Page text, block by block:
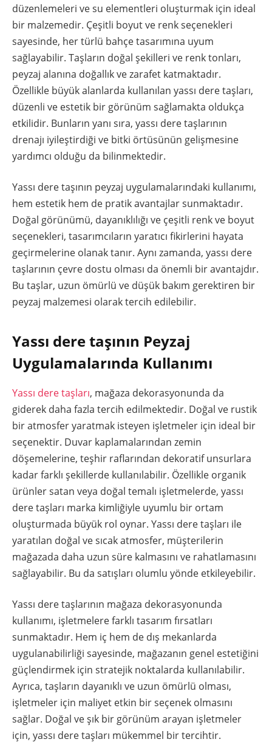
düzenlemeleri ve su elementleri oluşturmak için ideal
bir malzemedir. Çeşitli boyut ve renk seçenekleri
sayesinde, her türlü bahçe tasarımına uyum
sağlayabilir. Taşların doğal şekilleri ve renk tonları,
peyzaj alanına doğallık ve zarafet katmaktadır.
Özellikle büyük alanlarda kullanılan yassı dere taşları,
düzenli ve estetik bir görünüm sağlamakta oldukça
etkilidir. Bunların yanı sıra, yassı dere taşlarının
drenajı iyileştirdiği ve bitki örtüsünün gelişmesine
yardımcı olduğu da bilinmektedir.
Yassı dere taşının peyzaj uygulamalarındaki kullanımı,
hem estetik hem de pratik avantajlar sunmaktadır.
Doğal görünümü, dayanıklılığı ve çeşitli renk ve boyut
seçenekleri, tasarımcıların yaratıcı fikirlerini hayata
geçirmelerine olanak tanır. Aynı zamanda, yassı dere
taşlarının çevre dostu olması da önemli bir avantajdır.
Bu taşlar, uzun ömürlü ve düşük bakım gerektiren bir
peyzaj malzemesi olarak tercih edilebilir.
Yassı dere taşının Peyzaj
Uygulamalarında Kullanımı
Yassı dere taşları, mağaza dekorasyonunda da
giderek daha fazla tercih edilmektedir. Doğal ve rustik
bir atmosfer yaratmak isteyen işletmeler için ideal bir
seçenektir. Duvar kaplamalarından zemin
döşemelerine, teşhir raflarından dekoratif unsurlara
kadar farklı şekillerde kullanılabilir. Özellikle organik
ürünler satan veya doğal temalı işletmelerde, yassı
dere taşları marka kimliğiyle uyumlu bir ortam
oluşturmada büyük rol oynar. Yassı dere taşları ile
yaratılan doğal ve sıcak atmosfer, müşterilerin
mağazada daha uzun süre kalmasını ve rahatlamasını
sağlayabilir. Bu da satışları olumlu yönde etkileyebilir.
Yassı dere taşlarının mağaza dekorasyonunda
kullanımı, işletmelere farklı tasarım fırsatları
sunmaktadır. Hem iç hem de dış mekanlarda
uygulanabilirliği sayesinde, mağazanın genel estetiğini
güçlendirmek için stratejik noktalarda kullanılabilir.
Ayrıca, taşların dayanıklı ve uzun ömürlü olması,
işletmeler için maliyet etkin bir seçenek olmasını
sağlar. Doğal ve şık bir görünüm arayan işletmeler
için, yassı dere taşları mükemmel bir tercihtir.